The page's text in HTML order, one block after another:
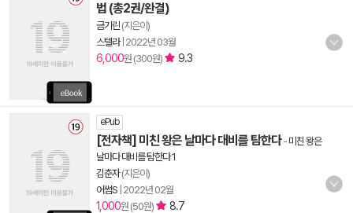
법 (총2권/완결)
금기린 (지은이)
스텔라| 2022년 03월
6,000원 (300원) 9.3
ePub
[전자책] 미친 왕은 날마다 대비를 탐한다- 미친 왕은
날마다 대비를 탐한다 1
김춘자(지은이)
어썸S 2022년 02월
1,000원 (50원) 8.7